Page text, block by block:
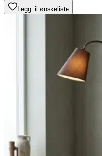
Legg til ønskeliste